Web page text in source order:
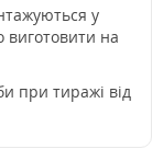
у
на
при тиражі від